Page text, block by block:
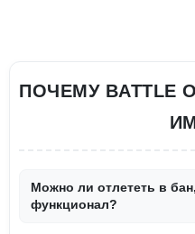
ПОЧЕМУ BATTLE
Можно ли отлететь в
функционал?